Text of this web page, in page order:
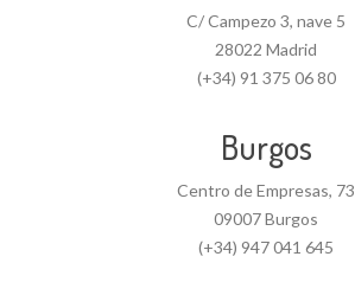
C/ Campezo 3, nave 5
28022 Madrid
(+34) 91 375 06 80
Burgos
Centro de Empresas, 73
09007 Burgos
(+34) 947 041 645